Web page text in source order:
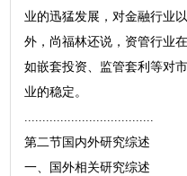
业的迅猛发展，对金融行业
外，尚福林还说，资管行业
如嵌套投资、监管套利等对
业的稳定。
....................................
第二节国内外研究综述
一、国外相关研究综述